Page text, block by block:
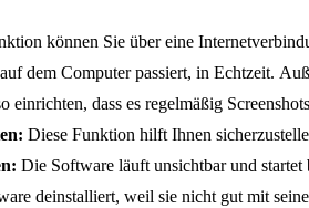
können Sie über eine
dem Computer passiert, in Echtzeit.
einrichten, dass es regelmäßig
Diese Funktion hilft Ihnen
Die Software läuft unsichtbar und
deinstalliert, weil sie nicht gut mit